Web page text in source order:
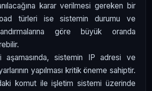
karar verilmesi gereken bir
türleri ise sistemin durumu ve
göre büyük oranda
aşamasında, sistemin IP adresi ve
yapılması kritik öneme sahiptir.
komut ile işletim sistemi üzerinde